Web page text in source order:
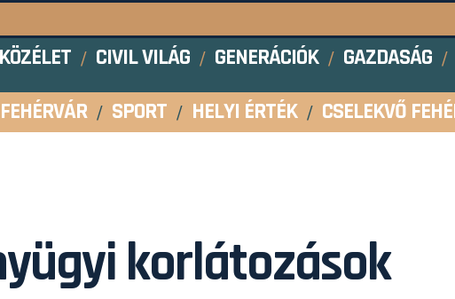
KÖZÉLET CIVIL VILÁG GENERÁCIÓK GAZDASÁG
SPORT HELYI ÉRTÉK CSELEKVŐ
korlátozások